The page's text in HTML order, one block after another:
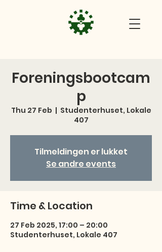
Foreningsbootcam
p
Thu 27 Feb
  |
Studenterhuset, Lokale
407
Tilmeldingen er lukket
Se andre events
Time & Location
27 Feb 2025, 17:00 – 20:00
Studenterhuset, Lokale 407